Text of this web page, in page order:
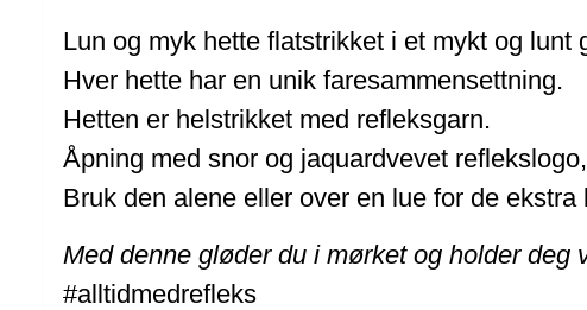
Lun og myk hette flatstrikket i et mykt og lunt
Hver hette har en unik faresammensettning.
Hetten er helstrikket med refleksgarn.
Åpning med snor og jaquardvevet
Bruk den alene eller over en lue for de ekstra
Med denne gløder du i mørket og holder deg
#alltidmedrefleks